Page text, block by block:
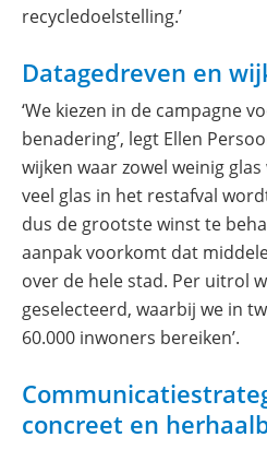
recycledoelstelling.’
Datagedreven en
‘We kiezen in de campagne
benadering’, legt Ellen
wijken waar zowel weinig
veel glas in het restafval
dus de grootste winst te
aanpak voorkomt dat
over de hele stad. Per uitrol
geselecteerd, waarbij we in
60.000 inwoners bereiken’.
concreet en